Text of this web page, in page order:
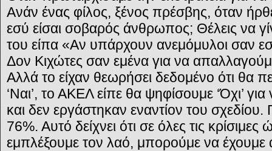
Ανάν ένας φίλος, ξένος πρέσβης, όταν
εσύ είσαι σοβαρός άνθρωπος; Θέλεις να
του είπα «Αν υπάρχουν ανεμόμυλοι σαν
Δον Κιχώτες σαν εμένα για να
Αλλά το είχαν θεωρήσει δεδομένο ότι θα
‘Ναι’, το ΑΚΕΛ είπε θα ψηφίσουμε ‘Όχι’ για
και δεν εργάστηκαν εναντίον του
76%. Αυτό δείχνει ότι σε όλες τις
εμπλέξουμε τον λαό, μπορούμε να έχουμε